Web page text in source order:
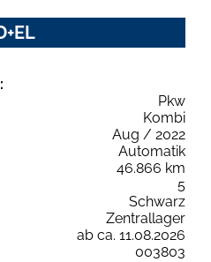
Pkw
Kombi
Aug / 2022
Automatik
46.866 km
5
Schwarz
Zentrallager
ab ca. 11.08.2026
003803